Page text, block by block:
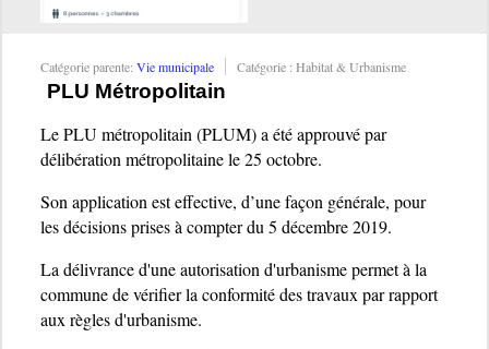
Catégorie parente:Vie municipale Catégorie :Habitat & Urbanisme
PLU Métropolitain
Le PLU métropolitain (PLUM) a été approuvé par
délibération métropolitaine le 25 octobre.
Son application est effective, d’une façon générale, pour
les décisions prises à compter du 5 décembre 2019.
La délivrance d'une autorisation d'urbanisme permet à la
commune de vérifier la conformité des travaux par rapport
aux règles d'urbanisme.